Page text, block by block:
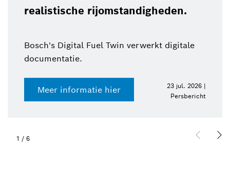
realistische rijomstandigheden.
Bosch's Digital Fuel Twin verwerkt digitale
documentatie.
Meer informatie hier
23 jul. 2026 |
Persbericht
1 / 6